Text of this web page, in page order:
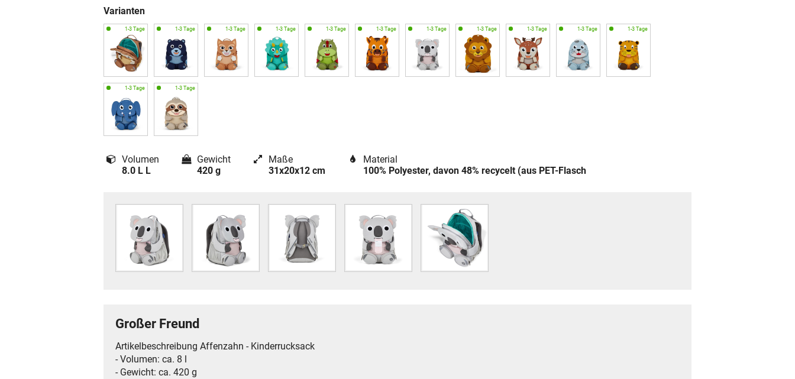
Varianten
Volumen
8.0 L L
Gewicht
420 g
Maße
31x20x12 cm
Material
100% Polyester, davon 48% recycelt (aus PET-Flasch
Großer Freund
Artikelbeschreibung Affenzahn - Kinderrucksack
- Volumen: ca. 8 l
- Gewicht: ca. 420 g